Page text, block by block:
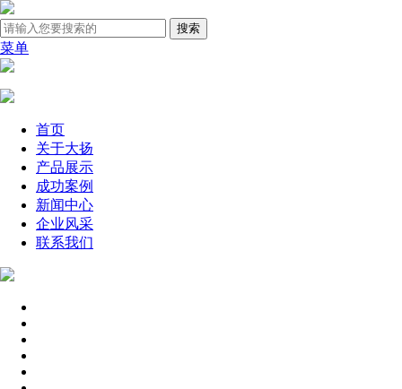
菜单
首页
关于大扬
产品展示
成功案例
新闻中心
企业风采
联系我们